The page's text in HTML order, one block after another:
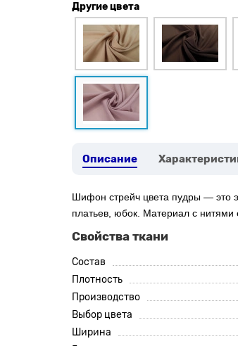
Другие цвета
Описание
Шифон стрейч цвета пудры — это
платьев, юбок. Материал с нитями
Свойства ткани
Состав
Плотность
Производство
Выбор цвета
Ширина